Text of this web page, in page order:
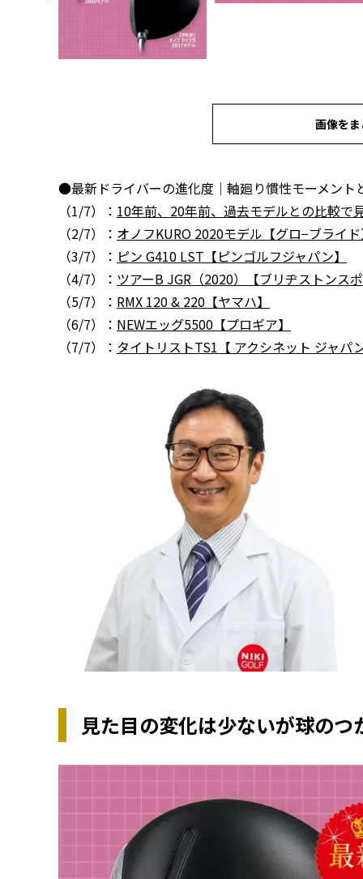
画像を
●最新ドライバーの進化度｜軸廻り慣性モーメント
（1/7）： 10年前、20年前、過去モデルとの比較で
（2/7）： オノフKURO 2020モデル【グロ−ブライ
（3/7）： ピン G410 LST【ピンゴルフジャパン】
（4/7）： ツアーB JGR（2020）【ブリヂストンス
（5/7）： RMX 120 & 220【ヤマハ】
（6/7）： NEWエッグ5500【プロギア】
（7/7）： タイトリストTS1【 アクシネット ジャパ
見た目の変化は少ないが球の